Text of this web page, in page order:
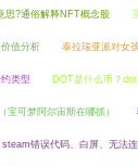
思?通俗解释NFT概念股
值分析 泰拉瑞亚派对女
类型 DOT是什么币？
宝可梦阿尔宙斯在哪抓）
steam错误代码、白屏、无法